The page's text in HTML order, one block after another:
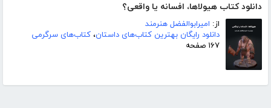
دانلود کتاب هیولاها، افسانه یا واقعی؟
از: امیرابوالفضل هنرمند
دانلود رایگان بهترین کتاب‌های داستان، کتاب‌های سرگرمی
۱۶۷ صفحه